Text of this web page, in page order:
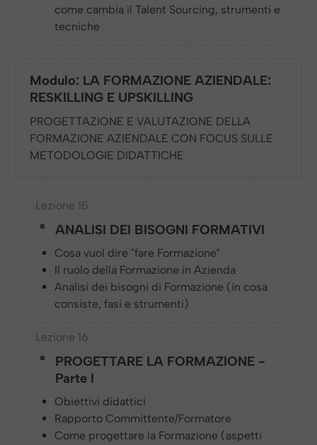
come cambia il Talent Sourcing, strumenti e
tecniche
Modulo: LA FORMAZIONE AZIENDALE:
RESKILLING E UPSKILLING
PROGETTAZIONE E VALUTAZIONE DELLA
FORMAZIONE AZIENDALE CON FOCUS SULLE
METODOLOGIE DIDATTICHE
Lezione 15
ANALISI DEI BISOGNI FORMATIVI
Cosa vuol dire "fare Formazione"
Il ruolo della Formazione in Azienda
Analisi dei bisogni di Formazione (in cosa
consiste, fasi e strumenti)
Lezione 16
PROGETTARE LA FORMAZIONE -
Parte I
Obiettivi didattici
Rapporto Committente/Formatore
Come progettare la Formazione (aspetti